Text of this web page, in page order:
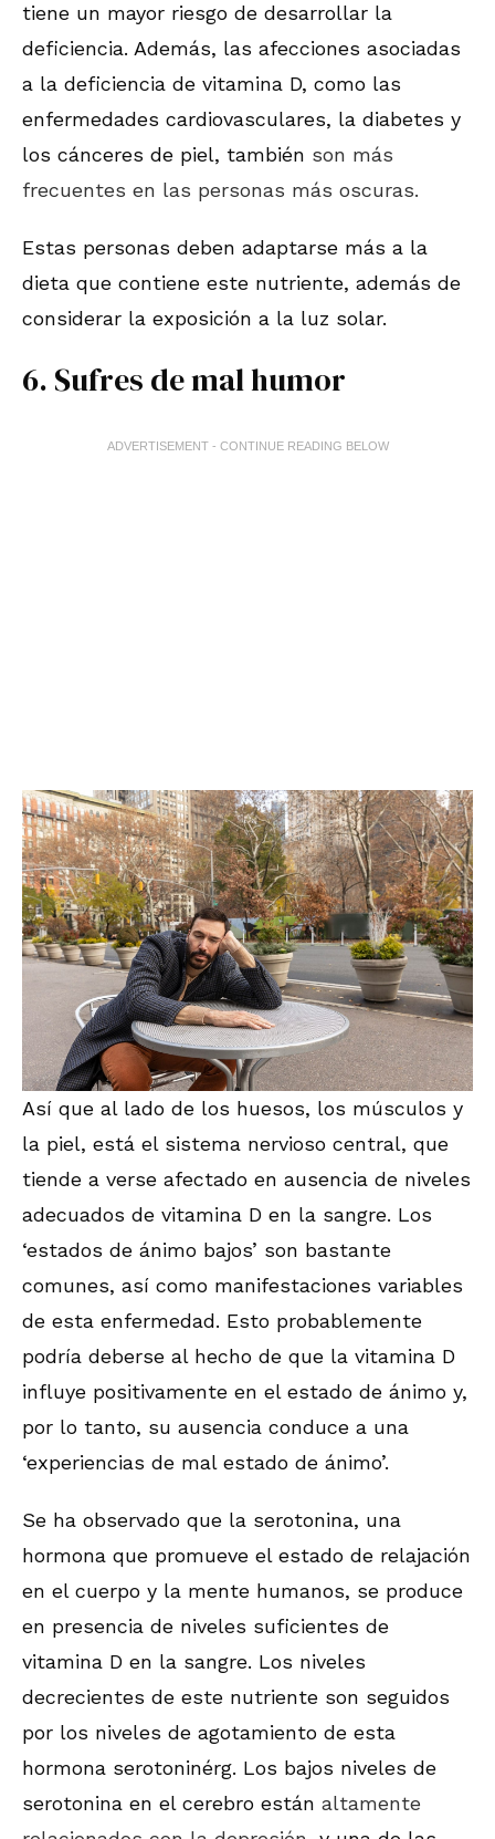
tiene un mayor riesgo de desarrollar la
deficiencia. Además, las afecciones asociadas
a la deficiencia de vitamina D, como las
enfermedades cardiovasculares, la diabetes y
los cánceres de piel, también son más
frecuentes en las personas más oscuras.
Estas personas deben adaptarse más a la
dieta que contiene este nutriente, además de
considerar la exposición a la luz solar.
6. Sufres de mal humor
ADVERTISEMENT - CONTINUE READING BELOW
Así que al lado de los huesos, los músculos y
la piel, está el sistema nervioso central, que
tiende a verse afectado en ausencia de niveles
adecuados de vitamina D en la sangre. Los
‘estados de ánimo bajos’ son bastante
comunes, así como manifestaciones variables
de esta enfermedad. Esto probablemente
podría deberse al hecho de que la vitamina D
influye positivamente en el estado de ánimo y,
por lo tanto, su ausencia conduce a una
‘experiencias de mal estado de ánimo’.
Se ha observado que la serotonina, una
hormona que promueve el estado de relajación
en el cuerpo y la mente humanos, se produce
en presencia de niveles suficientes de
vitamina D en la sangre. Los niveles
decrecientes de este nutriente son seguidos
por los niveles de agotamiento de esta
hormona serotoninérg. Los bajos niveles de
serotonina en el cerebro están altamente